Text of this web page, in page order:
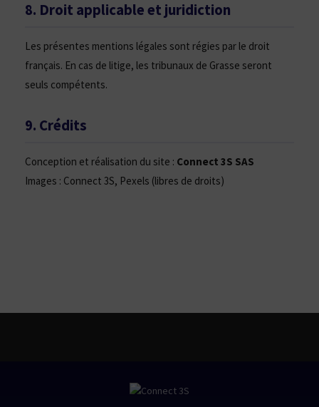
8. Droit applicable et juridiction
Les présentes mentions légales sont régies par le droit
français. En cas de litige, les tribunaux de Grasse seront
seuls compétents.
9. Crédits
Conception et réalisation du site : Connect 3S SAS
Images : Connect 3S, Pexels (libres de droits)